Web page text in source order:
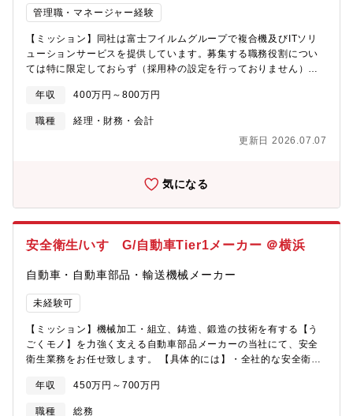
るタイミングだからこそ、既存運用を引き継ぐだけではなく、仕
組みそのものを設計・構築する経験を積むことができます。ま
た、労災対応や休職支援といった個別案件だけでなく、予防型の
安全衛生施策やワークエンゲージメント向上施策など、組織全体
へ大きな影響を与える取り組みに携わることが可能です。将来的
バナンス強化や組織改善を推進する中核人材としての活躍を期待
しています。適性に応じてマネジメントポジションへのチャレン
うとする方
管理職・マネージャー経験
【ミッション】同社は富士フイルムグループで複合機及びITソリ
ューションサービスを提供しています。募集する職務役割につい
ては特に限定しておらず（採用枠の設定を行っておりません）、
事戦略にもとづき配置を決定いたします。障がい者雇用の基本方
針である『共有価値「多様性の尊重」を大切にし、法の精神にの
っとり、障がいを持つ人も障がいのない人たちと同じように働け
る会社となることを目指します』をもとに、環境や組織風土を整
浜など神奈川県のR&D拠点・経理/人事/総務などコーポレートスタ
【魅力】●同社は早い段階から育児休職制度、家族介護制度など仕
ました。その結果現在では活用することで仕事を継続できること
単位での取得が可能です。●フレックスタイム制/年間休日123日/
完全週休二日と働きやすい環境◎ リモート週２まで。出社＋在
宅の日は出社としてカウント。●在宅勤務は育児や介護等ライフス
テージの変化に応じて拡大可能●非常に穏やかな社風●スペシャリ
スト、マネジメントどちらの志向でもキャリアアップ可能
年収 400万円～800万円
職種
経理・財務・会計
更新日 2026.07.07
気になる
安全衛生/いすゞG/自動車Tier1メーカー ＠横浜
自動車・自動車部品・輸送機械メーカー
未経験可
【ミッション】機械加工・組立、鋳造、鍛造の技術を有する【う
ごくモノ】を力強く支える自動車部品メーカーの当社にて、安全
衛生業務をお任せ致します。 【具体的には】・全社的な安全衛
改正への対応及びそれに伴う施策や企画立案、展開)・安全衛生、
健康に関わる教育【募集背景】 組織増強のための増員です。【組
年収 450万円～700万円
職種
総務